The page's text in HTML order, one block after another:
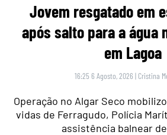
Jovem resgatado em
após salto para a água
em Lagoa
16:25 6 Agosto, 2026 | Cristina
Operação no Algar Seco
vidas de Ferragudo, Polícia
assistência balnear